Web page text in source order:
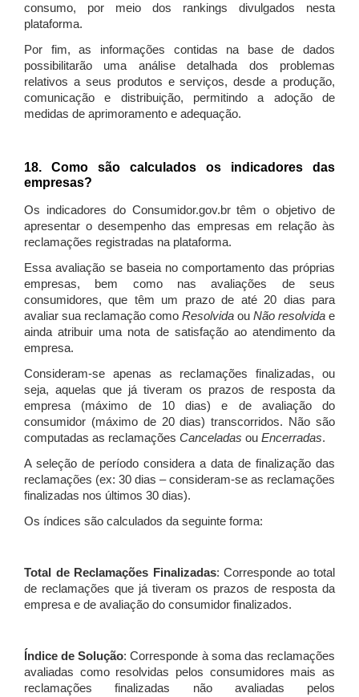
consumo, por meio dos rankings divulgados nesta
plataforma.
Por fim, as informações contidas na base de dados
possibilitarão uma análise detalhada dos problemas
relativos a seus produtos e serviços, desde a produção,
comunicação e distribuição, permitindo a adoção de
medidas de aprimoramento e adequação.
18. Como são calculados os indicadores das
empresas?
Os indicadores do Consumidor.gov.br têm o objetivo de
apresentar o desempenho das empresas em relação às
reclamações registradas na plataforma.
Essa avaliação se baseia no comportamento das próprias
empresas, bem como nas avaliações de seus
consumidores, que têm um prazo de até 20 dias para
avaliar sua reclamação como Resolvida ou Não resolvida e
ainda atribuir uma nota de satisfação ao atendimento da
empresa.
Consideram-se apenas as reclamações finalizadas, ou
seja, aquelas que já tiveram os prazos de resposta da
empresa (máximo de 10 dias) e de avaliação do
consumidor (máximo de 20 dias) transcorridos. Não são
computadas as reclamações Canceladas ou Encerradas.
A seleção de período considera a data de finalização das
reclamações (ex: 30 dias – consideram-se as reclamações
finalizadas nos últimos 30 dias).
Os índices são calculados da seguinte forma:
Total de Reclamações Finalizadas: Corresponde ao total
de reclamações que já tiveram os prazos de resposta da
empresa e de avaliação do consumidor finalizados.
Índice de Solução: Corresponde à soma das reclamações
avaliadas como resolvidas pelos consumidores mais as
reclamações finalizadas não avaliadas pelos